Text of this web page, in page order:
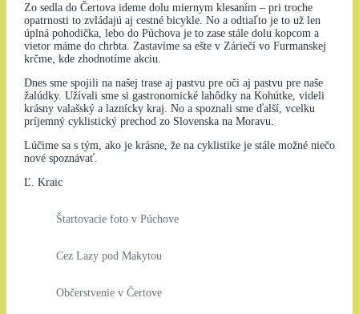
Zo sedla do Čertova ideme dolu miernym klesaním – pri troche
opatrnosti to zvládajú aj cestné bicykle. No a odtiaľto je to už len
úplná pohodička, lebo do Púchova je to zase stále dolu kopcom a
vietor máme do chrbta. Zastavíme sa ešte v Záriečí vo Furmanskej
krčme, kde zhodnotíme akciu.
Dnes sme spojili na našej trase aj pastvu pre oči aj pastvu pre naše
žalúdky. Užívali sme si gastronomické lahôdky na Kohútke, videli
krásny valašský a laznícky kraj. No a spoznali sme ďalší, vcelku
príjemný cyklistický prechod zo Slovenska na Moravu.
Lúčime sa s tým, ako je krásne, že na cyklistike je stále možné niečo
nové spoznávať.
Ľ. Kraic
Štartovacie foto v Púchove
Cez Lazy pod Makytou
Občerstvenie v Čertove